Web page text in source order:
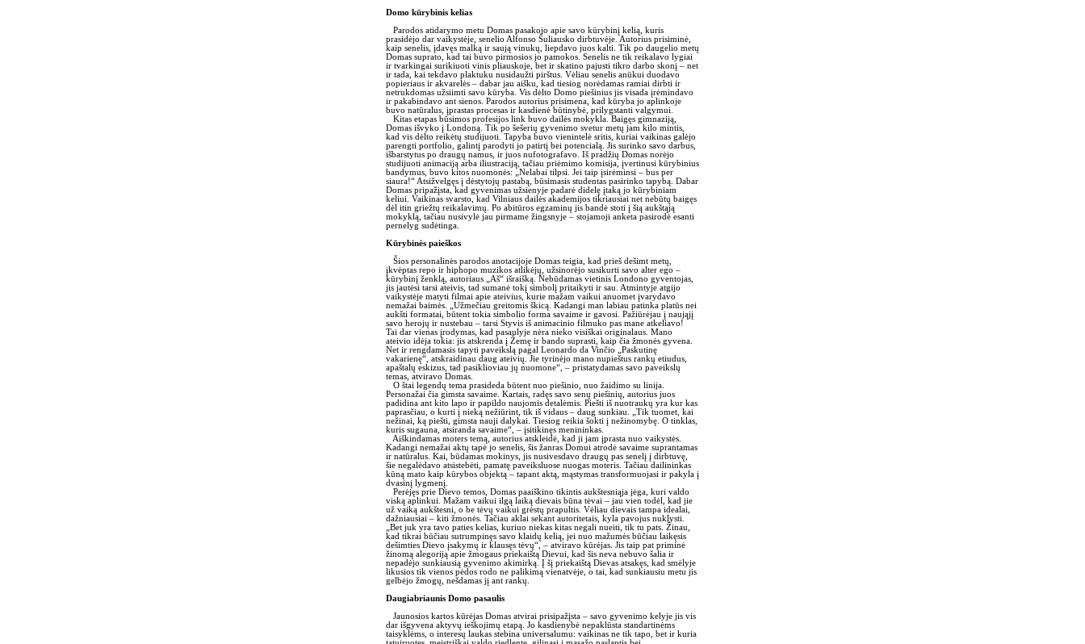
Domo kūrybinis kelias
Parodos atidarymo metu Domas pasakojo apie savo kūrybinį kelią, kuris
prasidėjo dar vaikystėje, senelio Alfonso Šuliausko dirbtuvėje. Autorius prisiminė,
kaip senelis, įdavęs malką ir saują vinukų, liepdavo juos kalti. Tik po daugelio metų
Domas suprato, kad tai buvo pirmosios jo pamokos. Senelis ne tik reikalavo lygiai
ir tvarkingai surikiuoti vinis pliauskoje, bet ir skatino pajusti tikro darbo skonį – net
ir tada, kai tekdavo plaktuku nusidaužti pirštus. Vėliau senelis anūkui duodavo
popieriaus ir akvarelės – dabar jau aišku, kad tiesiog norėdamas ramiai dirbti ir
netrukdomas užsiimti savo kūryba. Vis dėlto Domo piešinius jis visada įrėmindavo
ir pakabindavo ant sienos. Parodos autorius prisimena, kad kūryba jo aplinkoje
buvo natūralus, įprastas procesas ir kasdienė būtinybė, prilygstanti valgymui.
Kitas etapas būsimos profesijos link buvo dailės mokykla. Baigęs gimnaziją,
Domas išvyko į Londoną. Tik po šešerių gyvenimo svetur metų jam kilo mintis,
kad vis dėlto reikėtų studijuoti. Tapyba buvo vienintelė sritis, kuriai vaikinas galėjo
parengti portfolio, galintį parodyti jo patirtį bei potencialą. Jis surinko savo darbus,
išbarstytus po draugų namus, ir juos nufotografavo. Iš pradžių Domas norėjo
studijuoti animaciją arba iliustraciją, tačiau priėmimo komisija, įvertinusi kūrybinius
bandymus, buvo kitos nuomonės: „Nelabai tilpsi. Jei taip įsirėminsi – bus per
siaura!“ Atsižvelgęs į dėstytojų pastabą, būsimasis studentas pasirinko tapybą. Dabar
Domas pripažįsta, kad gyvenimas užsienyje padarė didelę įtaką jo kūrybiniam
keliui. Vaikinas svarsto, kad Vilniaus dailės akademijos tikriausiai net nebūtų baigęs
dėl itin griežtų reikalavimų. Po abitūros egzaminų jis bandė stoti į šią aukštąją
mokyklą, tačiau nusivylė jau pirmame žingsnyje – stojamoji anketa pasirodė esanti
pernelyg sudėtinga.
Kūrybinės paieškos
Šios personalinės parodos anotacijoje Domas teigia, kad prieš dešimt metų,
įkvėptas repo ir hiphopo muzikos atlikėjų, užsinorėjo susikurti savo alter ego –
kūrybinį ženklą, autoriaus „Aš“ išraišką. Nebūdamas vietinis Londono gyventojas,
jis jautėsi tarsi ateivis, tad sumanė tokį simbolį pritaikyti ir sau. Atmintyje atgijo
vaikystėje matyti filmai apie ateivius, kurie mažam vaikui anuomet įvarydavo
nemažai baimės. „Užmečiau greitomis škicą. Kadangi man labiau patinka platūs nei
aukšti formatai, būtent tokia simbolio forma savaime ir gavosi. Pažiūrėjau į naująjį
savo herojų ir nustebau – tarsi Styvis iš animacinio filmuko pas mane atkeliavo!
Tai dar vienas įrodymas, kad pasaulyje nėra nieko visiškai originalaus. Mano
ateivio idėja tokia: jis atskrenda į Žemę ir bando suprasti, kaip čia žmonės gyvena.
Net ir rengdamasis tapyti paveikslą pagal Leonardo da Vinčio „Paskutinę
vakarienę“, atskraidinau daug ateivių. Jie tyrinėjo mano nupieštus rankų etiudus,
apaštalų eskizus, tad pasiklioviau jų nuomone“, – pristatydamas savo paveikslų
temas, atviravo Domas.
O štai legendų tema prasideda būtent nuo piešinio, nuo žaidimo su linija.
Personažai čia gimsta savaime. Kartais, radęs savo senų piešinių, autorius juos
padidina ant kito lapo ir papildo naujomis detalėmis. Piešti iš nuotraukų yra kur kas
paprasčiau, o kurti į nieką nežiūrint, tik iš vidaus – daug sunkiau. „Tik tuomet, kai
nežinai, ką piešti, gimsta nauji dalykai. Tiesiog reikia šokti į nežinomybę. O tinklas,
kuris sugauna, atsiranda savaime“, – įsitikinęs menininkas.
Aiškindamas moters temą, autorius atskleidė, kad ji jam įprasta nuo vaikystės.
Kadangi nemažai aktų tapė jo senelis, šis žanras Domui atrodė savaime suprantamas
ir natūralus. Kai, būdamas mokinys, jis nusivesdavo draugų pas senelį į dirbtuvę,
šie negalėdavo atsistebėti, pamatę paveiksluose nuogas moteris. Tačiau dailininkas
kūną mato kaip kūrybos objektą – tapant aktą, mąstymas transformuojasi ir pakyla į
dvasinį lygmenį.
Perėjęs prie Dievo temos, Domas paaiškino tikintis aukštesniąja jėga, kuri valdo
viską aplinkui. Mažam vaikui ilgą laiką dievais būna tėvai – jau vien todėl, kad jie
už vaiką aukštesni, o be tėvų vaikui grėstų prapultis. Vėliau dievais tampa idealai,
dažniausiai – kiti žmonės. Tačiau aklai sekant autoritetais, kyla pavojus nuklysti.
„Bet juk yra tavo paties kelias, kuriuo niekas kitas negali nueiti, tik tu pats. Žinau,
kad tikrai būčiau sutrumpinęs savo klaidų kelią, jei nuo mažumės būčiau laikęsis
dešimties Dievo įsakymų ir klausęs tėvų“, – atviravo kūrėjas. Jis taip pat priminė
žinomą alegoriją apie žmogaus priekaištą Dievui, kad šis neva nebuvo šalia ir
nepadėjo sunkiausią gyvenimo akimirką. Į šį priekaištą Dievas atsakęs, kad smėlyje
likusios tik vienos pėdos rodo ne palikimą vienatvėje, o tai, kad sunkiausiu metu jis
gelbėjo žmogų, nešdamas jį ant rankų.
Daugiabriaunis Domo pasaulis
Jaunosios kartos kūrėjas Domas atvirai prisipažįsta – savo gyvenimo kelyje jis vis
dar išgyvena aktyvų ieškojimų etapą. Jo kasdienybė nepaklūsta standartinėms
taisyklėms, o interesų laukas stebina universalumu: vaikinas ne tik tapo, bet ir kuria